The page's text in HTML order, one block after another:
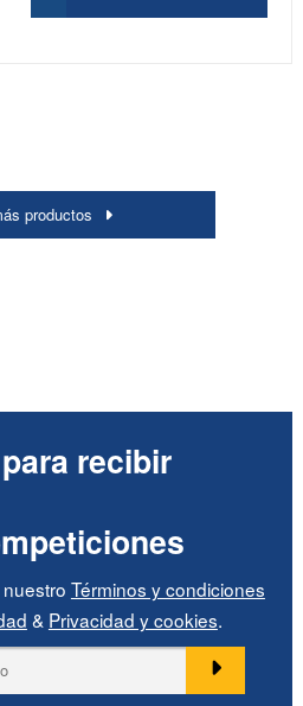
productos
recibir
Términos y condiciones
& Privacidad y cookies.